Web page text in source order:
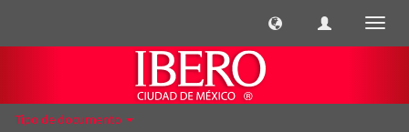
Tipo de documento